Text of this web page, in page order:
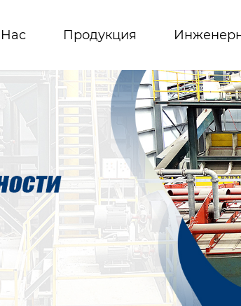
Продукция